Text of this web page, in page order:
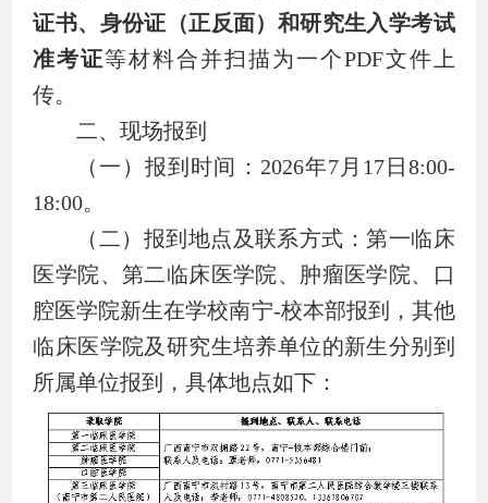
证书、身份证（正反面）和研究生入学考试
准考证等材料合并扫描为一个PDF文件上
传。
二、现场报到
（一）报到时间： 2026年7月 17日8:00-
18:00。
（二）报到地点及联系方式：第一临床
医学院、第二临床医学院、肿瘤医学院、口
腔医学院新生在学校南宁-校本部报到，其他
临床医学院及研究生培养单位的新生分别到
所属单位报到，具体地点如下：